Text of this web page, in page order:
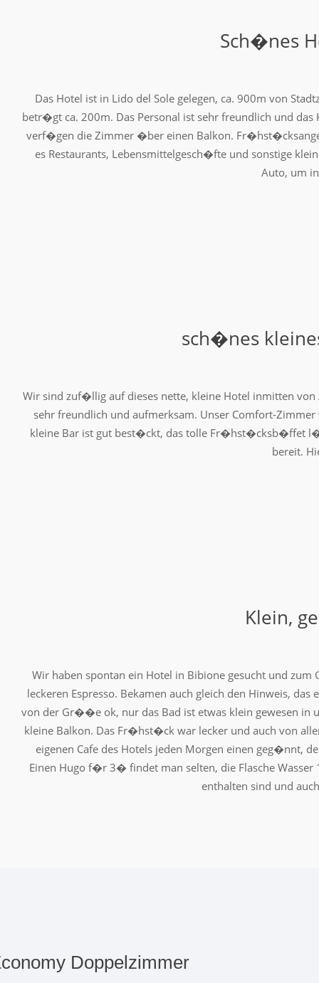
Sch�nes
Das Hotel ist in Lido del Sole gelegen, ca. 900m von
betr�gt ca. 200m. Das Personal ist sehr freundlich und
verf�gen die Zimmer �ber einen Balkon.
es Restaurants, Lebensmittelgesch�fte und sonstige
Auto, um
sch�nes
Wir sind zuf�llig auf dieses nette, kleine Hotel inmitten
sehr freundlich und aufmerksam. Unser Comfort-
kleine Bar ist gut best�ckt, das tolle Fr�hst�cksb�ffet
bereit.
Klein,
Wir haben spontan ein Hotel in Bibione gesucht und
leckeren Espresso. Bekamen auch gleich den Hinweis,
von der Gr��e ok, nur das Bad ist etwas klein gewesen in
kleine Balkon. Das Fr�hst�ck war lecker und auch von
eigenen Cafe des Hotels jeden Morgen einen geg�nnt,
Einen Hugo f�r 3� findet man selten, die Flasche Wasser
enthalten sind und
Doppelzimmer